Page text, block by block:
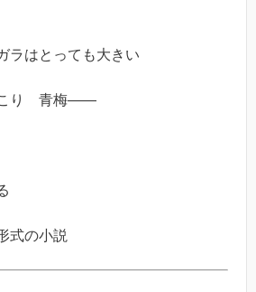
ラはとっても大きい
り 青梅――
式の小説